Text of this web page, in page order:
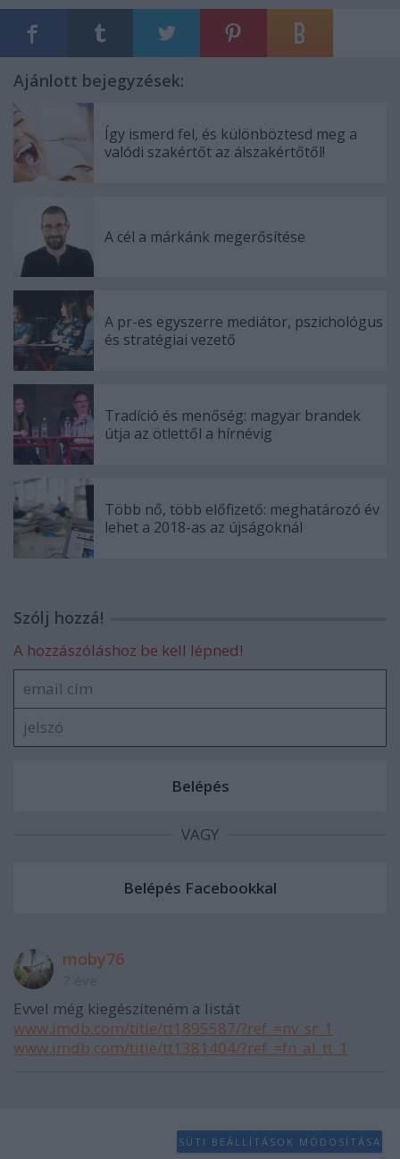
Ajánlott bejegyzések:
Így ismerd fel, és különböztesd meg a
valódi szakértőt az álszakértőtől!
A cél a márkánk megerősítése
A pr-es egyszerre mediátor, pszichológus
és stratégiai vezető
Tradíció és menőség: magyar brandek
útja az ötlettől a hírnévig
Több nő, több előfizető: meghatározó év
lehet a 2018-as az újságoknál
Szólj hozzá!
A hozzászóláshoz be kell lépned!
VAGY
moby76
Evvel még kiegészíteném a listát
www.imdb.com/title/tt1895587/?ref_=nv_sr_1
www.imdb.com/title/tt1381404/?ref_=fn_al_tt_1
SÜTI BEÁLLÍTÁSOK MÓDOSÍTÁSA